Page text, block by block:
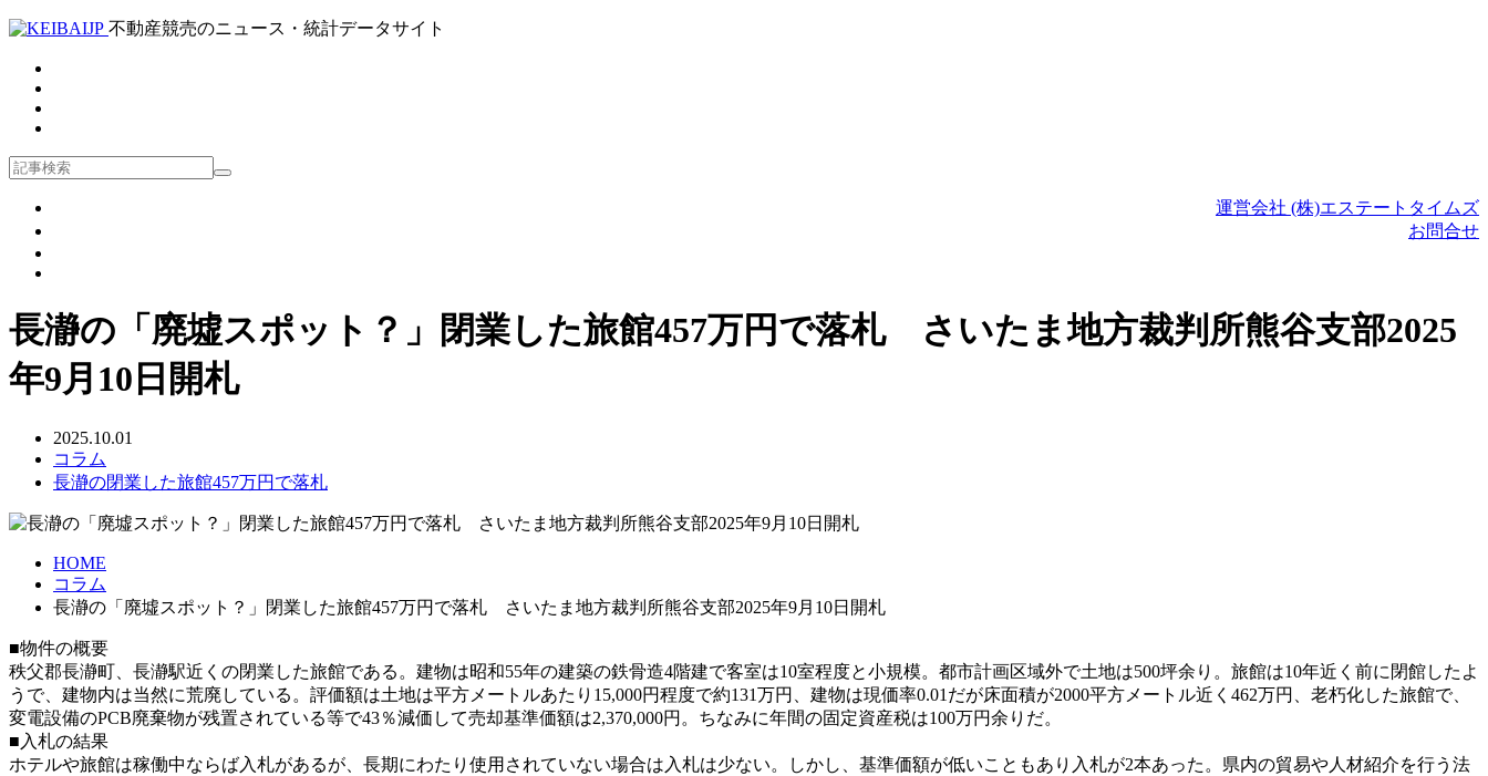
不動産競売のニュース・統計データサイト
運営会社 (株)エステートタイムズ
お問合せ
長瀞の「廃墟スポット？」閉業した旅館457万円で落札 さいたま地方裁判所熊谷支部2025
年9月10日開札
2025.10.01
コラム
長瀞の閉業した旅館457万円で落札
HOME
コラム
長瀞の「廃墟スポット？」閉業した旅館457万円で落札 さいたま地方裁判所熊谷支部2025年9月10日開札
■物件の概要
秩父郡長瀞町、長瀞駅近くの閉業した旅館である。建物は昭和55年の建築の鉄骨造4階建で客室は10室程度と小規模。都市計画区域外で土地は500坪余り。旅館は10年近く前に閉館したよ
うで、建物内は当然に荒廃している。評価額は土地は平方メートルあたり15,000円程度で約131万円、建物は現価率0.01だが床面積が2000平方メートル近く462万円、老朽化した旅館で、
変電設備のPCB廃棄物が残置されている等で43％減価して売却基準価額は2,370,000円。ちなみに年間の固定資産税は100万円余りだ。
■入札の結果
ホテルや旅館は稼働中ならば入札があるが、長期にわたり使用されていない場合は入札は少ない。しかし、基準価額が低いこともあり入札が2本あった。県内の貿易や人材紹介を行う法